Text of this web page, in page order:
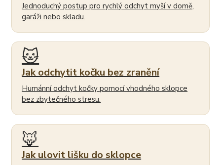
Jednoduchý postup pro rychlý odchyt myší v domě,
garáži nebo skladu.
🐱
Jak odchytit kočku bez zranění
Humánní odchyt kočky pomocí vhodného sklopce
bez zbytečného stresu.
🦊
Jak ulovit lišku do sklopce